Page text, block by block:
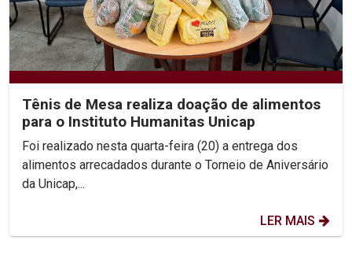
Tênis de Mesa realiza doação de alimentos
para o Instituto Humanitas Unicap
Foi realizado nesta quarta-feira (20) a entrega dos
alimentos arrecadados durante o Torneio de Aniversário
da Unicap,...
LER MAIS